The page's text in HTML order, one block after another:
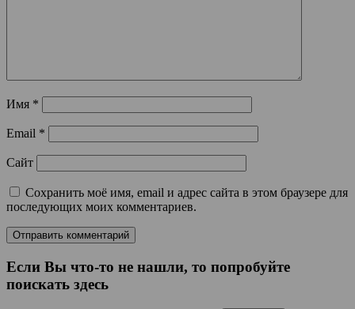
Имя *
Email *
Сайт
Сохранить моё имя, email и адрес сайта в этом браузере для
последующих моих комментариев.
Если Вы что-то не нашли, то попробуйте
поискать здесь